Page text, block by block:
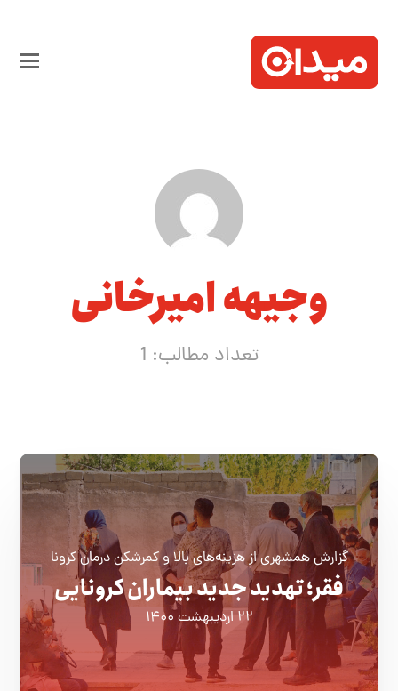
وجیهه امیرخانی
تعداد مطالب: 1
گزارش همشهری از هزینه‌های بالا و کمرشکن درمان کرونا
فقر؛ تهدید جدید بیماران کرونایی
۲۲ اردیبهشت ۱۴۰۰